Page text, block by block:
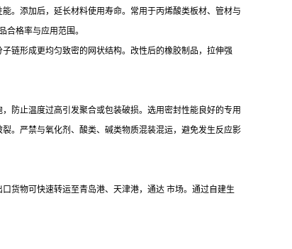
。添加后，延长材料使用寿命。常用于丙烯酸类板材、管材与
合格率与应用范围。
链形成更均匀致密的网状结构。改性后的橡胶制品，拉伸强
防止温度过高引发聚合或包装破损。选用密封性能良好的专用
。严禁与氧化剂、酸类、碱类物质混装混运，避免发生反应影
货物可快速转运至青岛港、天津港，通达 市场。通过自建生